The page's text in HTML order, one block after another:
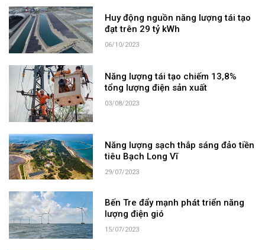
Huy động nguồn năng lượng tái tạo
đạt trên 29 tỷ kWh
06/10/2023
Năng lượng tái tạo chiếm 13,8%
tổng lượng điện sản xuất
03/08/2023
Năng lượng sạch thắp sáng đảo tiền
tiêu Bạch Long Vĩ
29/07/2023
Bến Tre đẩy mạnh phát triển năng
lượng điện gió
15/07/2023